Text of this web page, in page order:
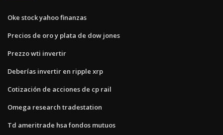
Oke stock yahoo finanzas
Precios de oro y plata de dow jones
Prezzo wti invertir
Deberías invertir en ripple xrp
Cotización de acciones de cp rail
Omega research tradestation
Td ameritrade hsa fondos mutuos